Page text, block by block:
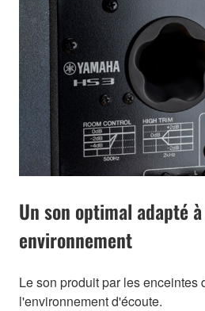
Un son optimal adapté
environnement
Le son produit par les enceintes
l'environnement d'écoute.